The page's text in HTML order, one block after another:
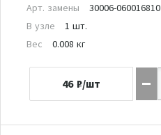
Арт. замены
30006-060016810
В узле
1 шт.
Вес
0.008 кг
46 ₽/шт